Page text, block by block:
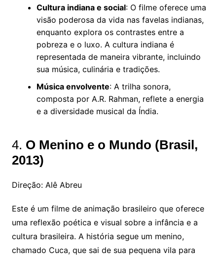
Cultura indiana e social: O filme oferece uma
visão poderosa da vida nas favelas indianas,
enquanto explora os contrastes entre a
pobreza e o luxo. A cultura indiana é
representada de maneira vibrante, incluindo
sua música, culinária e tradições.
Música envolvente: A trilha sonora,
composta por A.R. Rahman, reflete a energia
e a diversidade musical da Índia.
4. O Menino e o Mundo (Brasil,
2013)
Direção: Alê Abreu
Este é um filme de animação brasileiro que oferece
uma reflexão poética e visual sobre a infância e a
cultura brasileira. A história segue um menino,
chamado Cuca, que sai de sua pequena vila para